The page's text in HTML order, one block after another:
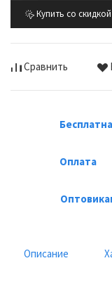
Купить со скидкой
Сравнить
Оплата
Описание